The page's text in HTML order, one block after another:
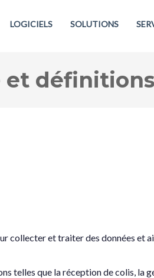
LOGICIELS SOLUTIONS
collecter et traiter des données et
telles que la réception de colis, la